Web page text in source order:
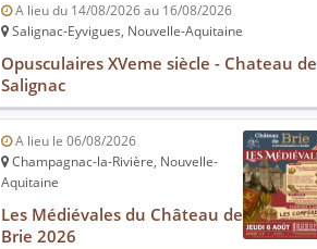
A lieu du 14/08/2026 au 16/08/2026
Salignac-Eyvigues, Nouvelle-Aquitaine
Opusculaires XVeme siècle - Chateau de
Salignac
A lieu le 06/08/2026
Champagnac-la-Rivière, Nouvelle-
Aquitaine
Les Médiévales du Château de
Brie 2026